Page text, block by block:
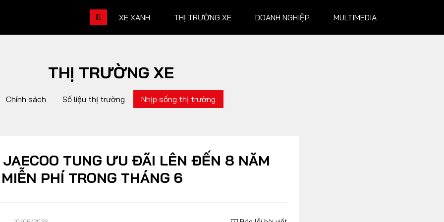
E XE XANH THỊ TRƯỜNG XE DOANH NGHIỆP MULTIMEDIA
THỊ TRƯỜNG XE
Nhịp sống thị trường
Quản trị
THỊ TRƯỜNG XE
Chính sách Số liệu thị trường Nhịp sống thị trường
JAECOO TUNG ƯU ĐÃI LÊN ĐẾN 8 NĂM
PHÍ TRONG THÁNG 6